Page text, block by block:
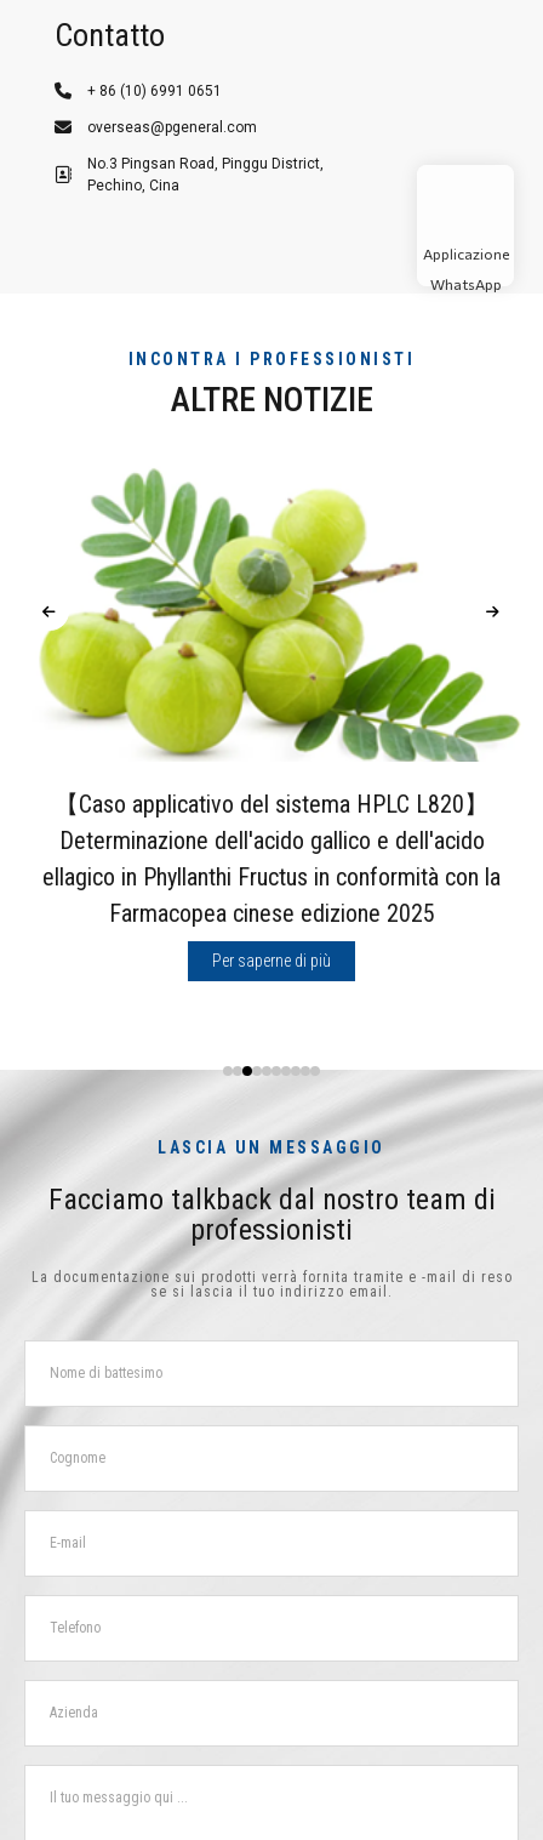
Contatto
+ 86 (10) 6991 0651
overseas@pgeneral.com
No.3 Pingsan Road, Pinggu District,
Pechino, Cina
INCONTRA I PROFESSIONISTI
ALTRE NOTIZIE
【Caso applicativo del sistema HPLC L820】
Determinazione dell'acido gallico e dell'acido
ellagico in Phyllanthi Fructus in conformità con la
Farmacopea cinese edizione 2025
Per saperne di più
LASCIA UN MESSAGGIO
Facciamo talkback dal nostro team di
professionisti
La documentazione sui prodotti verrà fornita tramite e -mail di reso
se si lascia il tuo indirizzo email.
Applicazione
WhatsApp